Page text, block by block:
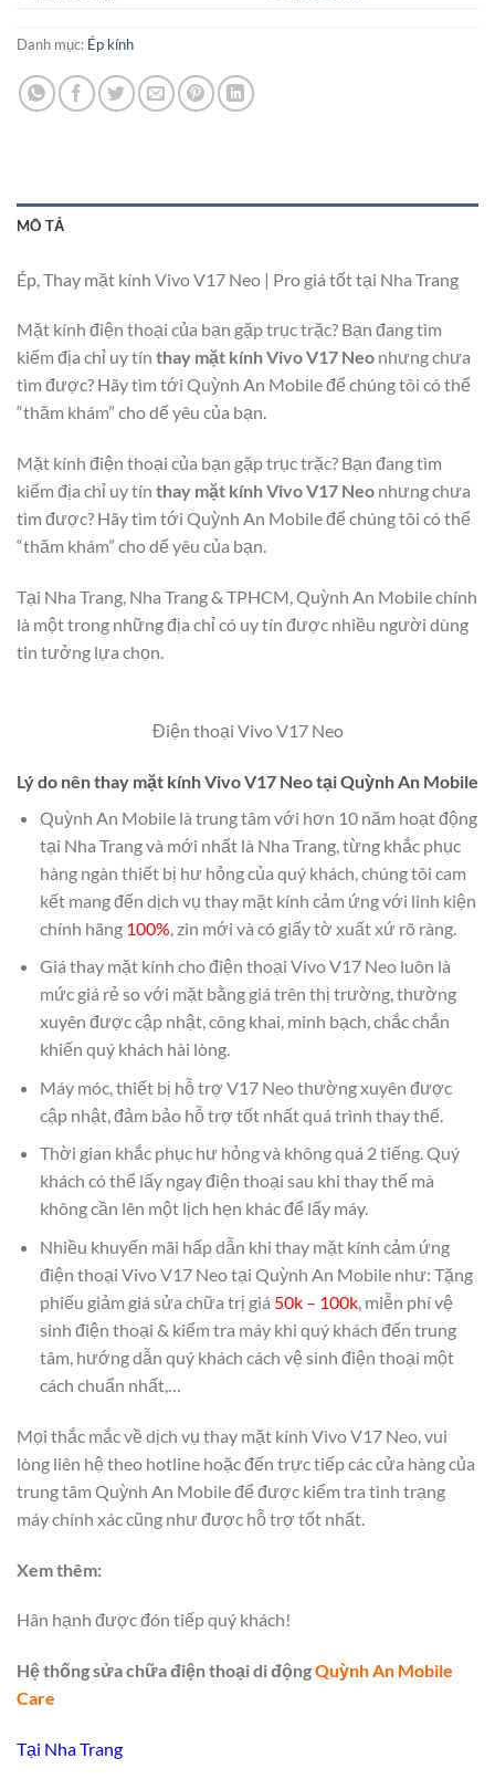
Danh mục: Ép kính
MÔ TẢ
Ép, Thay mặt kính Vivo V17 Neo | Pro giá tốt tại Nha Trang
Mặt kính điện thoại của bạn gặp trục trặc? Bạn đang tìm
kiếm địa chỉ uy tín thay mặt kính Vivo V17 Neo nhưng chưa
tìm được? Hãy tìm tới Quỳnh An Mobile để chúng tôi có thể
“thăm khám” cho dế yêu của bạn.
Mặt kính điện thoại của bạn gặp trục trặc? Bạn đang tìm
kiếm địa chỉ uy tín thay mặt kính Vivo V17 Neo nhưng chưa
tìm được? Hãy tìm tới Quỳnh An Mobile để chúng tôi có thể
“thăm khám” cho dế yêu của bạn.
Tại Nha Trang, Nha Trang & TPHCM, Quỳnh An Mobile chính
là một trong những địa chỉ có uy tín được nhiều người dùng
tin tưởng lựa chọn.
Điện thoại Vivo V17 Neo
Lý do nên thay mặt kính Vivo V17 Neo tại Quỳnh An Mobile
Quỳnh An Mobile là trung tâm với hơn 10 năm hoạt động
tại Nha Trang và mới nhất là Nha Trang, từng khắc phục
hàng ngàn thiết bị hư hỏng của quý khách, chúng tôi cam
kết mang đến dịch vụ thay mặt kính cảm ứng với linh kiện
chính hãng 100% , zin mới và có giấy tờ xuất xứ rõ ràng.
Giá thay mặt kính cho điện thoại Vivo V17 Neo luôn là
mức giá rẻ so với mặt bằng giá trên thị trường, thường
xuyên được cập nhật, công khai, minh bạch, chắc chắn
khiến quý khách hài lòng.
Máy móc, thiết bị hỗ trợ V17 Neo thường xuyên được
cập nhật, đảm bảo hỗ trợ tốt nhất quá trình thay thế.
Thời gian khắc phục hư hỏng và không quá 2 tiếng. Quý
khách có thể lấy ngay điện thoại sau khi thay thế mà
không cần lên một lịch hẹn khác để lấy máy.
Nhiều khuyến mãi hấp dẫn khi thay mặt kính cảm ứng
điện thoại Vivo V17 Neo tại Quỳnh An Mobile như: Tặng
phiếu giảm giá sửa chữa trị giá 50k – 100k, miễn phí vệ
sinh điện thoại & kiểm tra máy khi quý khách đến trung
tâm, hướng dẫn quý khách cách vệ sinh điện thoại một
cách chuẩn nhất,…
Mọi thắc mắc về dịch vụ thay mặt kính Vivo V17 Neo, vui
lòng liên hệ theo hotline hoặc đến trực tiếp các cửa hàng của
trung tâm Quỳnh An Mobile để được kiểm tra tình trạng
máy chính xác cũng như được hỗ trợ tốt nhất.
Xem thêm:
Hân hạnh được đón tiếp quý khách!
Hệ thống sửa chữa điện thoại di độngQuỳnh An Mobile
Care
Tại Nha Trang